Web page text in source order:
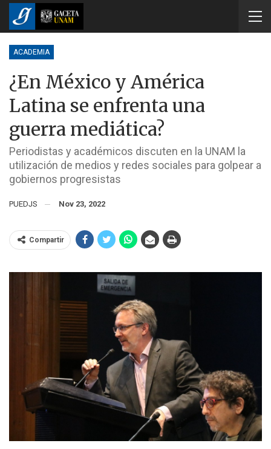
ACADEMIA
¿En México y América
Latina se enfrenta una
guerra mediática?
Periodistas y académicos discuten en la UNAM la
utilización de medios y redes sociales para golpear a
gobiernos progresistas
PUEDJS Nov 23, 2022
Compartir